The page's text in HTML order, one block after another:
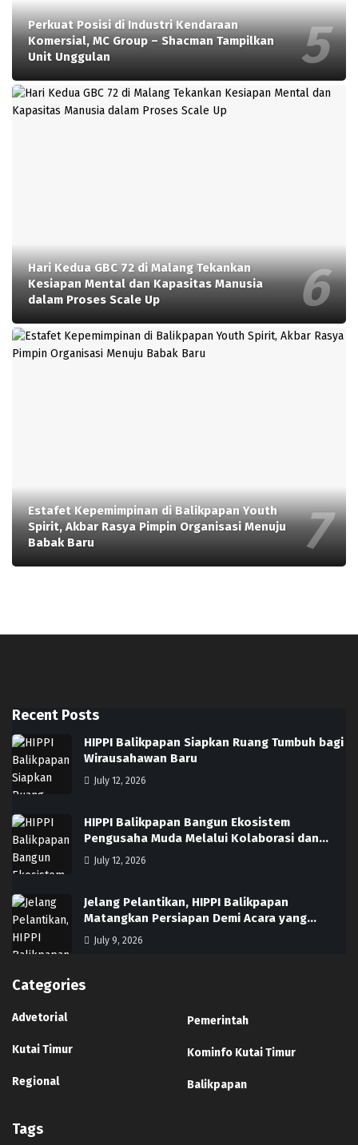
Perkuat Posisi di Industri Kendaraan
Komersial, MC Group – Shacman Tampilkan
Unit Unggulan
Hari Kedua GBC 72 di Malang Tekankan
Kesiapan Mental dan Kapasitas Manusia
dalam Proses Scale Up
Estafet Kepemimpinan di Balikpapan Youth
Spirit, Akbar Rasya Pimpin Organisasi Menuju
Babak Baru
Recent Posts
HIPPI Balikpapan Siapkan Ruang Tumbuh bagi
Wirausahawan Baru
July 12, 2026
HIPPI Balikpapan Bangun Ekosistem
Pengusaha Muda Melalui Kolaborasi dan…
July 12, 2026
Jelang Pelantikan, HIPPI Balikpapan
Matangkan Persiapan Demi Acara yang…
July 9, 2026
Categories
Advetorial
Kutai Timur
Regional
Pemerintah
Kominfo Kutai Timur
Balikpapan
Tags